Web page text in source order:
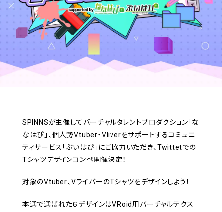
SPINNSが主催してバーチャルタレントプロダクション「な
なはぴ」、個人勢Vtuber・Vliverをサポートするコミュニ
ティサービス「ぶいはぴ」にご協力いただき、Twittetでの
Tシャツデザインコンペ開催決定！
対象のVtuber、VライバーのTシャツをデザインしよう！
本選で選ばれた６デザインはVRoid用バーチャルテクス